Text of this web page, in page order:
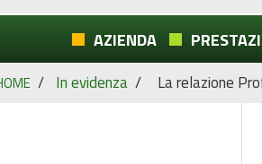
AZIENDA
/ In evidenza / La relazione